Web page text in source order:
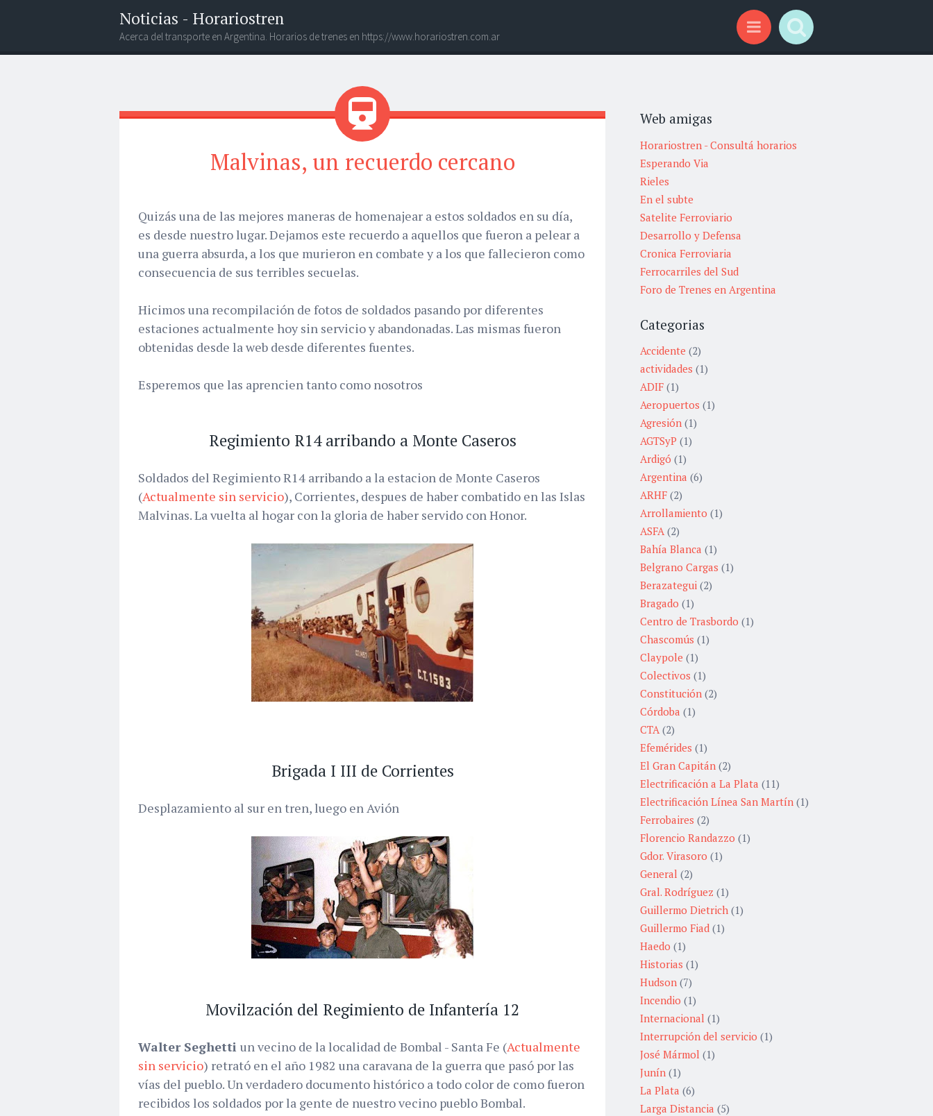
Noticias - Horariostren
Acerca del transporte en Argentina. Horarios de trenes en https://www.horariostren.com.ar
Menu Search
Malvinas, un recuerdo cercano
Quizás una de las mejores maneras de homenajear a estos soldados en su día,
es desde nuestro lugar. Dejamos este recuerdo a aquellos que fueron a pelear a
una guerra absurda, a los que murieron en combate y a los que fallecieron como
consecuencia de sus terribles secuelas.
Hicimos una recompilación de fotos de soldados pasando por diferentes
estaciones actualmente hoy sin servicio y abandonadas. Las mismas fueron
obtenidas desde la web desde diferentes fuentes.
Esperemos que las aprencien tanto como nosotros
Regimiento R14 arribando a Monte Caseros
Soldados del Regimiento R14 arribando a la estacion de Monte Caseros
(Actualmente sin servicio), Corrientes, despues de haber combatido en las Islas
Malvinas. La vuelta al hogar con la gloria de haber servido con Honor.
Brigada I III de Corrientes
Desplazamiento al sur en tren, luego en Avión
Movilzación del Regimiento de Infantería 12
Walter Seghetti un vecino de la localidad de Bombal - Santa Fe (Actualmente
sin servicio) retrató en el año 1982 una caravana de la guerra que pasó por las
vías del pueblo. Un verdadero documento histórico a todo color de como fueron
recibidos los soldados por la gente de nuestro vecino pueblo Bombal.
Web amigas
Horariostren - Consultá horarios
Esperando Via
Rieles
En el subte
Satelite Ferroviario
Desarrollo y Defensa
Cronica Ferroviaria
Ferrocarriles del Sud
Foro de Trenes en Argentina
Categorias
Accidente (2)
actividades (1)
ADIF (1)
Aeropuertos (1)
Agresión (1)
AGTSyP (1)
Ardigó (1)
Argentina (6)
ARHF (2)
Arrollamiento (1)
ASFA (2)
Bahía Blanca (1)
Belgrano Cargas (1)
Berazategui (2)
Bragado (1)
Centro de Trasbordo (1)
Chascomús (1)
Claypole (1)
Colectivos (1)
Constitución (2)
Córdoba (1)
CTA (2)
Efemérides (1)
El Gran Capitán (2)
Electrificación a La Plata (11)
Electrificación Línea San Martín (1)
Ferrobaires (2)
Florencio Randazzo (1)
Gdor. Virasoro (1)
General (2)
Gral. Rodríguez (1)
Guillermo Dietrich (1)
Guillermo Fiad (1)
Haedo (1)
Historias (1)
Hudson (7)
Incendio (1)
Internacional (1)
Interrupción del servicio (1)
José Mármol (1)
Junín (1)
La Plata (6)
Larga Distancia (5)